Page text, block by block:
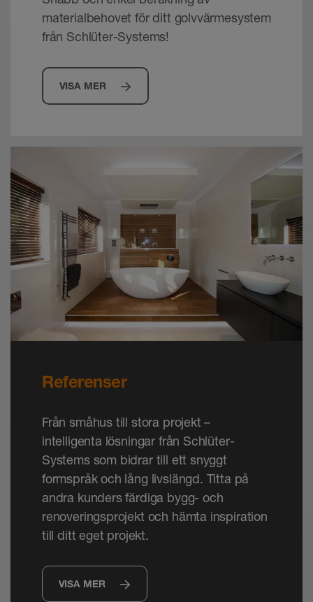
materialbehovet för ditt golvvärmesystem
från Schlüter-Systems!
VISA MER
Referenser
Från småhus till stora projekt –
intelligenta lösningar från Schlüter-
Systems som bidrar till ett snyggt
formspråk och lång livslängd. Titta på
andra kunders färdiga bygg- och
renoveringsprojekt och hämta inspiration
till ditt eget projekt.
VISA MER